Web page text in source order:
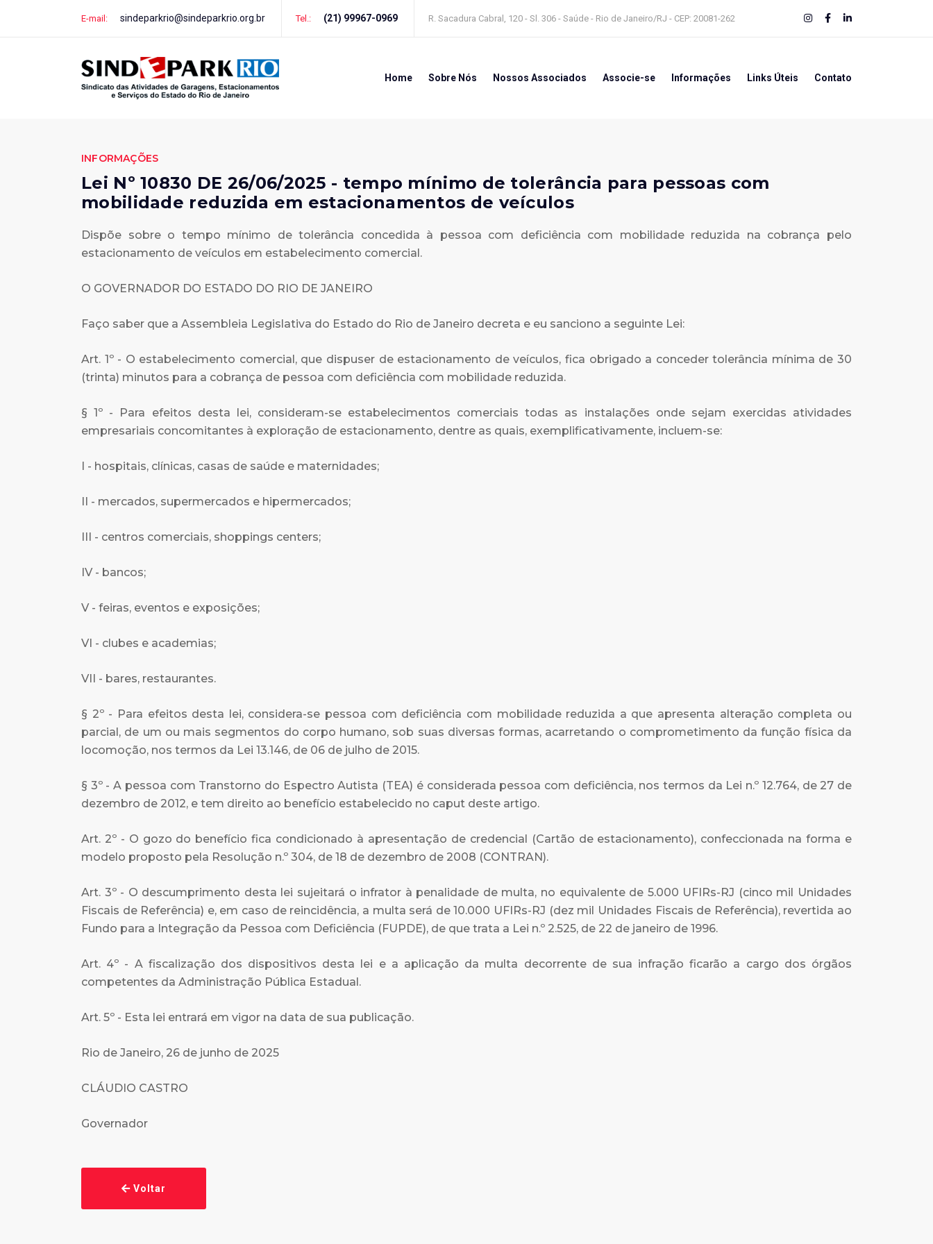
E-mail: sindeparkrio@sindeparkrio.org.br Tel.: (21) 99967-0969 R. Sacadura Cabral, 120 - Sl. 306 - Saúde - Rio de Janeiro/RJ - CEP: 20081-262
Home Sobre Nós Nossos Associados Associe-se Informações Links Úteis Contato
INFORMAÇÕES
Lei Nº 10830 DE 26/06/2025 - tempo mínimo de tolerância para pessoas com
mobilidade reduzida em estacionamentos de veículos
Dispõe sobre o tempo mínimo de tolerância concedida à pessoa com deficiência com mobilidade reduzida na cobrança pelo
estacionamento de veículos em estabelecimento comercial.
O GOVERNADOR DO ESTADO DO RIO DE JANEIRO
Faço saber que a Assembleia Legislativa do Estado do Rio de Janeiro decreta e eu sanciono a seguinte Lei:
Art. 1º - O estabelecimento comercial, que dispuser de estacionamento de veículos, fica obrigado a conceder tolerância mínima de 30
(trinta) minutos para a cobrança de pessoa com deficiência com mobilidade reduzida.
§ 1º - Para efeitos desta lei, consideram-se estabelecimentos comerciais todas as instalações onde sejam exercidas atividades
empresariais concomitantes à exploração de estacionamento, dentre as quais, exemplificativamente, incluem-se:
I - hospitais, clínicas, casas de saúde e maternidades;
II - mercados, supermercados e hipermercados;
III - centros comerciais, shoppings centers;
IV - bancos;
V - feiras, eventos e exposições;
VI - clubes e academias;
VII - bares, restaurantes.
§ 2º - Para efeitos desta lei, considera-se pessoa com deficiência com mobilidade reduzida a que apresenta alteração completa ou
parcial, de um ou mais segmentos do corpo humano, sob suas diversas formas, acarretando o comprometimento da função física da
locomoção, nos termos da Lei 13.146, de 06 de julho de 2015.
§ 3º - A pessoa com Transtorno do Espectro Autista (TEA) é considerada pessoa com deficiência, nos termos da Lei n.º 12.764, de 27 de
dezembro de 2012, e tem direito ao benefício estabelecido no caput deste artigo.
Art. 2º - O gozo do benefício fica condicionado à apresentação de credencial (Cartão de estacionamento), confeccionada na forma e
modelo proposto pela Resolução n.º 304, de 18 de dezembro de 2008 (CONTRAN).
Art. 3º - O descumprimento desta lei sujeitará o infrator à penalidade de multa, no equivalente de 5.000 UFIRs-RJ (cinco mil Unidades
Fiscais de Referência) e, em caso de reincidência, a multa será de 10.000 UFIRs-RJ (dez mil Unidades Fiscais de Referência), revertida ao
Fundo para a Integração da Pessoa com Deficiência (FUPDE), de que trata a Lei n.º 2.525, de 22 de janeiro de 1996.
Art. 4º - A fiscalização dos dispositivos desta lei e a aplicação da multa decorrente de sua infração ficarão a cargo dos órgãos
competentes da Administração Pública Estadual.
Art. 5º - Esta lei entrará em vigor na data de sua publicação.
Rio de Janeiro, 26 de junho de 2025
CLÁUDIO CASTRO
Governador
Voltar